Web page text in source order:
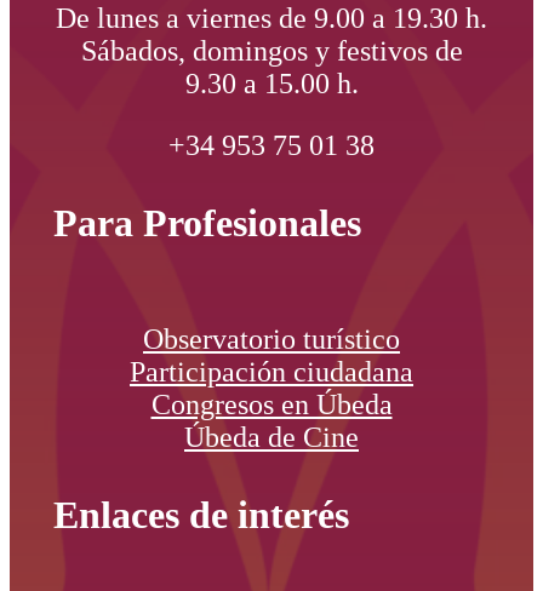
De lunes a viernes de 9.00 a 19.30 h.
Sábados, domingos y festivos de
9.30 a 15.00 h.
+34 953 75 01 38
Para Profesionales
Observatorio turístico
Participación ciudadana
Congresos en Úbeda
Úbeda de Cine
Enlaces de interés